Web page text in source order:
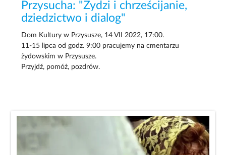
Przysucha: "Żydzi i chrześcijanie,
dziedzictwo i dialog"
Dom Kultury w Przysusze, 14 VII 2022, 17:00.
11-15 lipca od godz. 9:00 pracujemy na cmentarzu
żydowskim w Przysusze.
Przyjdź, pomóż, pozdrów.